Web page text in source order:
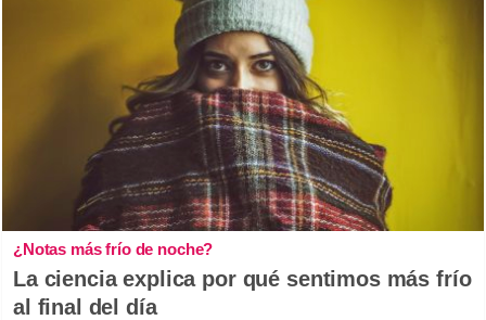
¿Notas más frío de noche?
La ciencia explica por qué sentimos más frío
al final del día